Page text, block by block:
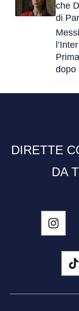
che
di
dopo
DIRETTE
DA